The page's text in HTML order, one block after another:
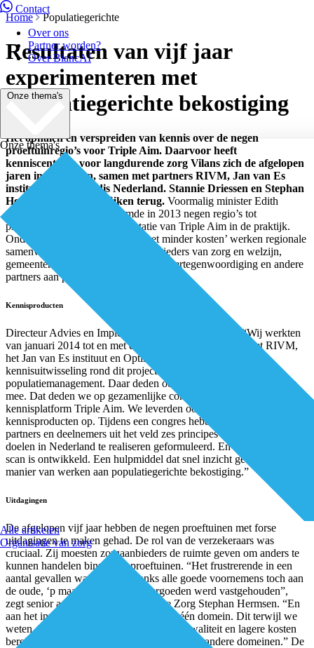
Contact
Over ons
Partner worden?
Over BiancAI
Onze thema's
Onze thema's
Alle artikelen
Organisatie van zorg
Home Populatiegerichte
Resultaten van vijf jaar
experimenteren met
populatiegerichte bekostiging
Het ophalen en verspreiden van kennis over de negen
proeftuinregio’s voor Triple Aim. Daarvoor heeft
kenniscentrum voor langdurende zorg Vilans zich de afgelopen
jaren ingespannen, samen met partners RIVM, Jan van Es
instituut en Optimedis Nederland. Stannie Driessen en Stephan
Hermsen van Vilans kijken terug. Voormalig minister Edith
Schippers van VWS benoemde in 2013 negen regio’s tot
proeftuinen voor de implementatie van Triple Aim in de praktijk.
Onder de noemer ‘Betere zorg met minder kosten’ werken regionale
samenwerkingsverbanden van aanbieders van zorg en welzijn,
gemeenten, zorgverzekeraars, patiëntvertegenwoordiging en andere
partners aan populatiemanagement.
Kennisproducten
Directeur Advies en Implementatie Stannie Driessen: “Wij werkten
van januari 2014 tot en met december 2017 samen met het RIVM,
het Jan van Es instituut en Optimedis Nederland aan de
kennisuitwisseling rond dit project en andere initiatieven voor
populatiemanagement. Daar deden ook veel regionale partijen aan
mee. Dat deden we op gezamenlijke congressen en op het
kennisplatform Triple Aim. We leverden ook verschillende
kennisproducten op. Tijdens een congres hebben we met onze
partners en deelnemers uit het veld zes principes om Triple Aim-
doelen in Nederland te realiseren geformuleerd. En de Triple Aim-
scan is ontwikkeld. Een hulpmiddel dat snel inzicht geeft in de
manier van werken aan populatiegerichte bekostiging.”
Uitdagingen
De afgelopen vijf jaar hebben de negen proeftuinen met forse
uitdagingen te maken gehad. De rol van de verzekeraars was
cruciaal. Zij moesten zorgaanbieders de ruimte geven om anders te
kunnen handelen binnen de proeftuinen. “Het frustrerende in een
aantal gevallen was dat er ondanks alle goede voornemens toch aan
de oude, ‘p maal q’ manier van vergoeden werd vastgehouden”,
zegt senior adviseur Persoonsgerichte Zorg Stephan Hermsen. “En
aan het inzetten van interventies vanuit één domein. Dit terwijl we
weten dat bij bepaalde populaties betere kwaliteit en lagere kosten
bereikt kunnen worden zodra je investeert in andere domeinen.” De